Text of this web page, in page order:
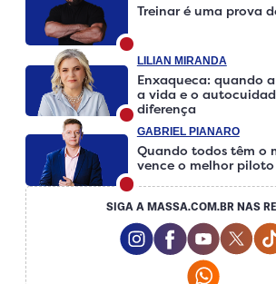
Treinar é uma prova
LILIAN MIRANDA
Enxaqueca: quando
a vida e o
diferença
GABRIEL PIANARO
Quando todos têm o
vence o melhor piloto
SIGA A MASSA.COM.BR NAS
Instagram Social
Facebook